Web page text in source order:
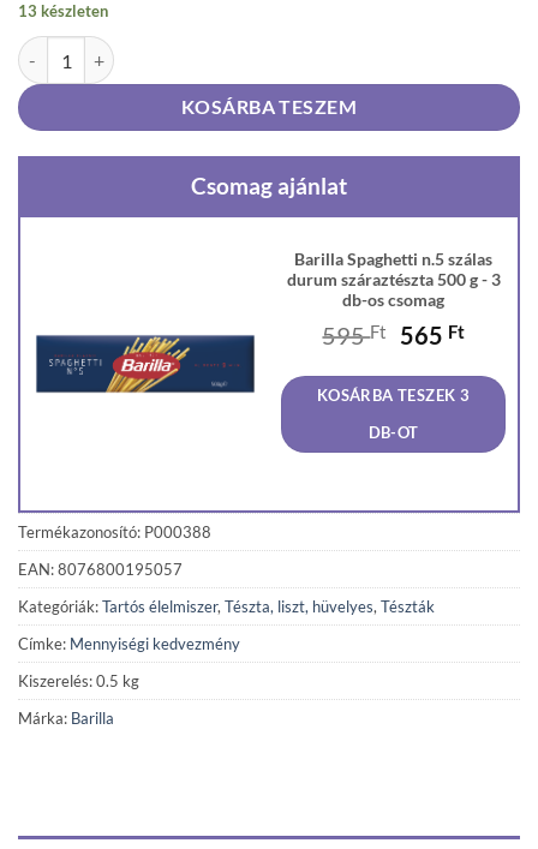
13 készleten
Barilla Spaghetti n.5 szálas durum száraztészta 500 g mennyiség
KOSÁRBA TESZEM
Csomag ajánlat
Barilla Spaghetti n.5 szálas
durum száraztészta 500 g - 3
db-os csomag
595Ft
Original
was:
595 Ft.
565 Ft
is:
565
KOSÁRBA TESZEK 3
DB-OT
Termékazonosító: P000388
EAN: 8076800195057
Kategóriák:Tartós élelmiszer,Tészta, liszt, hüvelyes,Tészták
Címke: Mennyiségi kedvezmény
Kiszerelés: 0.5 kg
Márka: Barilla